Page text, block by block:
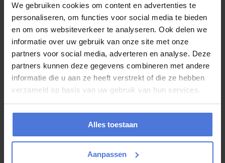
We gebruiken cookies om content en advertenties te
personaliseren, om functies voor social media te bieden
en om ons websiteverkeer te analyseren. Ook delen we
informatie over uw gebruik van onze site met onze
partners voor social media, adverteren en analyse. Deze
partners kunnen deze gegevens combineren met andere
informatie die u aan ze heeft verstrekt of die ze hebben
verzameld op basis van uw gebruik van hun services.
Alles toestaan
Aanpassen
Offerte aanvragen
Verhuis zonder stress in regio Noord-
Holland
Vraag nu gratis een offerte aan en ontvang direct een helder
voorstel.
Gratis offerte binnen 1 minuut
1307 reviews 9,1
provided by